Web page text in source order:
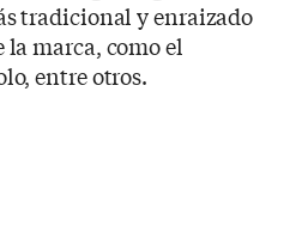
tradicional y enraizado
la marca, como el
entre otros.